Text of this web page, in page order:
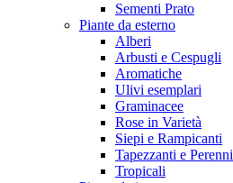
Sementi Prato
Piante da esterno
Alberi
Arbusti e Cespugli
Aromatiche
Ulivi esemplari
Graminacee
Rose in Varietà
Siepi e Rampicanti
Tapezzanti e Perenni
Tropicali